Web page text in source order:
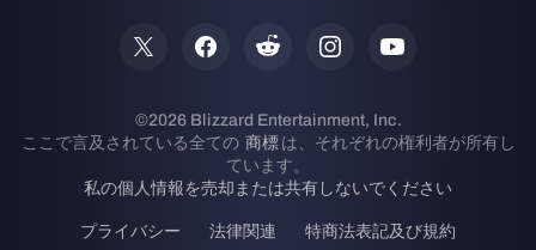
いるので、求められるヒーローは「配列
内の値」を用いて取得できます。
プレイヤー： イベント・プレ
イヤー
演算子：!=
配列内の値
配列：グローバル変数